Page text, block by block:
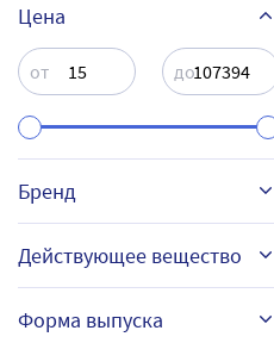
Цена
от до
Бренд
Действующее вещество
Форма выпуска